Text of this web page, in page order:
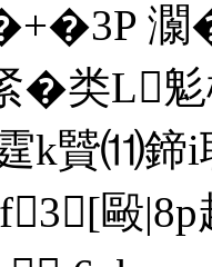
�类L
贒⑾鍗i
毆